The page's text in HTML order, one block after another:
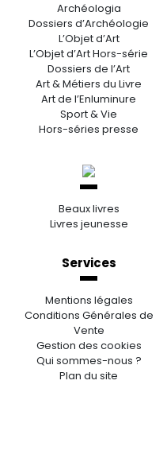
Archéologia
Dossiers d’Archéologie
L’Objet d’Art
L’Objet d’Art Hors-série
Dossiers de l’Art
Art & Métiers du Livre
Art de l’Enluminure
Sport & Vie
Hors-séries presse
Beaux livres
Livres jeunesse
Services
Mentions légales
Conditions Générales de
Vente
Gestion des cookies
Qui sommes-nous ?
Plan du site